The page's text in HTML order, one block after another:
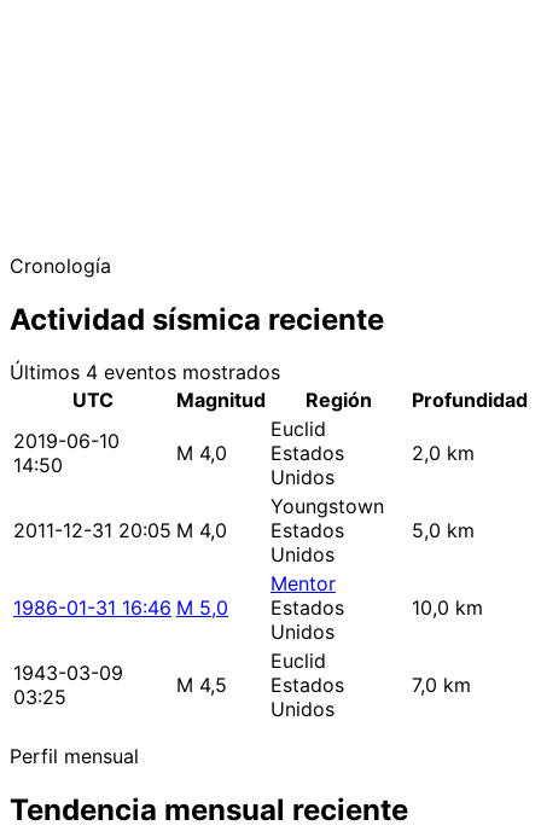
Cronología
Actividad sísmica reciente
Últimos 4 eventos mostrados
UTC
Magnitud Región
Profundidad
2019-06-10
14:50
M 4,0
Euclid
Estados
Unidos
2,0 km
2011-12-31 20:05 M 4,0
Youngstown
Estados
Unidos
5,0 km
1986-01-31 16:46 M 5,0
Mentor
Estados
Unidos
10,0 km
1943-03-09
03:25
M 4,5
Euclid
Estados
Unidos
7,0 km
Perfil mensual
Tendencia mensual reciente